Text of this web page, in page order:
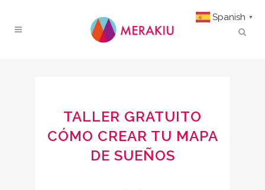
TALLER GRATUITO
CÓMO CREAR TU MAPA
DE SUEÑOS
Spanish ▼